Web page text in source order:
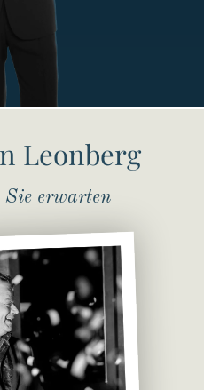
Leonberg
erwarten